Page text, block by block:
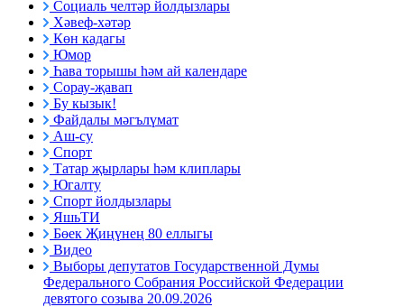
Социаль челтәр йолдызлары
Хәвеф-хәтәр
Көн кадагы
Юмор
Һава торышы һәм ай календаре
Сорау-җавап
Бу кызык!
Файдалы мәгълүмат
Аш-су
Спорт
Татар җырлары һәм клиплары
Югалту
Спорт йолдызлары
ЯшьТИ
Бөек Җиңүнең 80 еллыгы
Видео
Выборы депутатов Государственной Думы
Федерального Собрания Российской Федерации
девятого созыва 20.09.2026